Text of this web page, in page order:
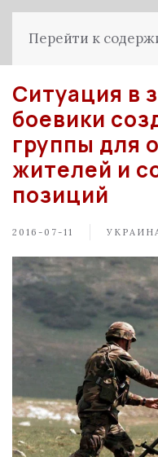
Перейти к
Ситуация в
боевики
группы для
жителей и
позиций
2016-07-11